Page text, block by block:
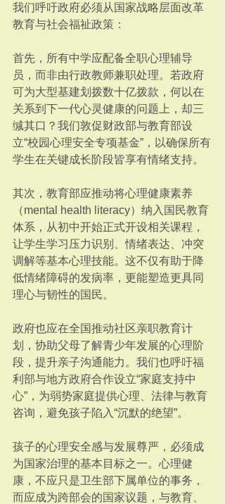
我们呼吁政府必须从国家战略层面改革
教育与社会福祉政策：
首先，所有中学应配备全职心理辅导
员，而非由行政教师兼职处理。若政府
可为大型基建划拨数十亿拨款，何以在
关系到下一代心灵健康的问题上，却三
缄其口？我们敦促财政部与教育部设
立“校园心理安全专项基金”，以确保所有
学生在关键成长阶段皆享有情绪支持。
其次，教育部应推动将心理健康素养
（mental health literacy）纳入国民教育
体系，从初中开始正式开设相关课程，
让学生学习压力识别、情绪表达、冲突
调解等基本心理技能。这不仅有助于降
低情绪障碍的发病率，更能塑造更具同
理心与韧性的国民。
政府也应在全国推动社区亲职教育计
划，协助父母了解青少年发展的心理阶
段，提升亲子沟通能力。我们也呼吁福
利部与地方政府合作设立“家庭支持中
心”，为弱势家庭提供心理、法律与教育
咨询，避免孩子陷入“沉默的绝望”。
孩子的心理安全感与发展尊严，必须成
为国家治理的基本目标之一。心理健
康，不应只是卫生部下属单位的事务，
而应成为跨部会的国家议题，与教育、